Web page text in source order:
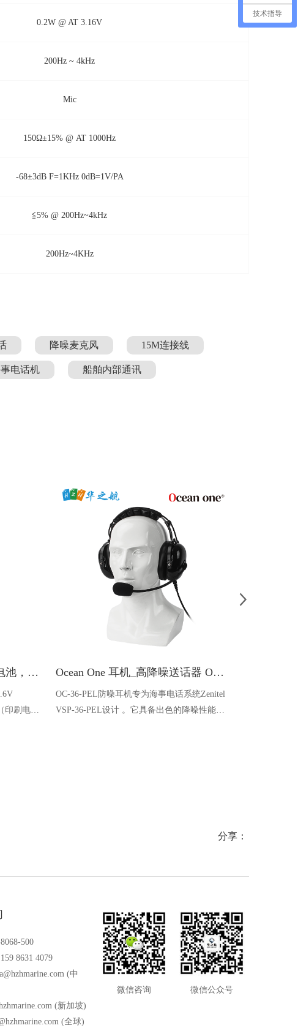
0.2W @ AT 3.16V
200Hz ~ 4kHz
Mic
150Ω±15% @ AT 1000Hz
-68±3dB F=1KHz 0dB=1V/PA
≦5% @ 200Hz~4kHz
200Hz~4KHz
降噪麦克风 15M连接线
电话机 船舶内部通讯
Maxell SF22837 FIB-BAT 电池，适用于 Eiwa/Tokico 流量计
印刷电路
Ocean One 耳机_高降噪送话器 OC-36-PEL 线径4.2MM 线长15米
OC-36-PEL防噪耳机专为海事电话系统Zenitel
VSP-36-PEL设计 。它具备出色的降噪性能
分享：
500
8631 4079
(中
(新加坡)
(全球)
微信咨询 微信公众号
技术指导